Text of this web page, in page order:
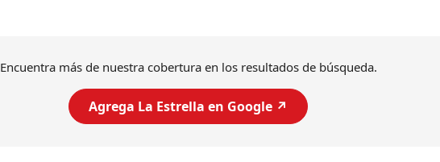
Encuentra más de nuestra cobertura en los resultados de búsqueda.
Agrega La Estrella en Google ↗️